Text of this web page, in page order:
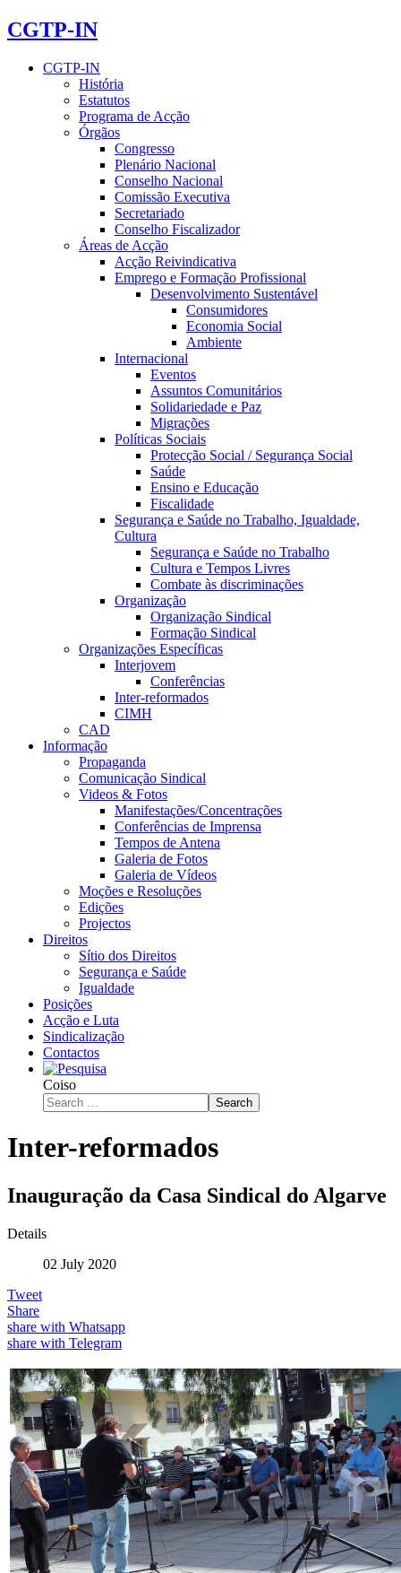
CGTP-IN
CGTP-IN
História
Estatutos
Programa de Acção
Órgãos
Congresso
Plenário Nacional
Conselho Nacional
Comissão Executiva
Secretariado
Conselho Fiscalizador
Áreas de Acção
Acção Reivindicativa
Emprego e Formação Profissional
Desenvolvimento Sustentável
Consumidores
Economia Social
Ambiente
Internacional
Eventos
Assuntos Comunitários
Solidariedade e Paz
Migrações
Políticas Sociais
Protecção Social / Segurança Social
Saúde
Ensino e Educação
Fiscalidade
Segurança e Saúde no Trabalho, Igualdade,
Cultura
Segurança e Saúde no Trabalho
Cultura e Tempos Livres
Combate às discriminações
Organização
Organização Sindical
Formação Sindical
Organizações Específicas
Interjovem
Conferências
Inter-reformados
CIMH
CAD
Informação
Propaganda
Comunicação Sindical
Videos & Fotos
Manifestações/Concentrações
Conferências de Imprensa
Tempos de Antena
Galeria de Fotos
Galeria de Vídeos
Moções e Resoluções
Edições
Projectos
Direitos
Sítio dos Direitos
Segurança e Saúde
Igualdade
Posições
Acção e Luta
Sindicalização
Contactos
Coiso
Search
Inter-reformados
Inauguração da Casa Sindical do Algarve
Details
02 July 2020
Tweet
Share
share with Whatsapp
share with Telegram